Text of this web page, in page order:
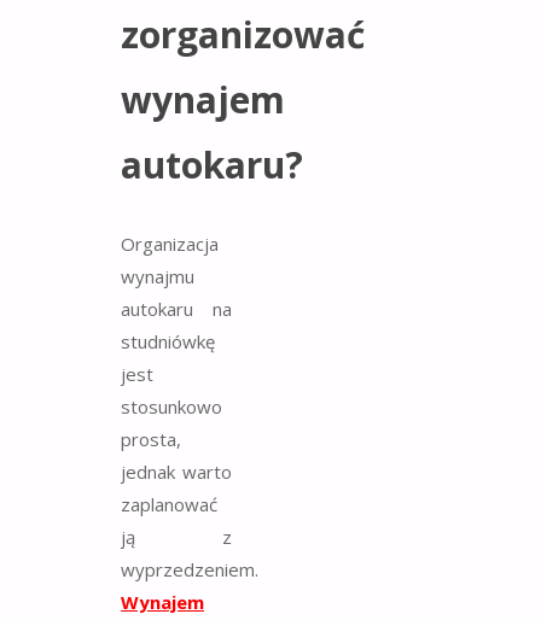
zorganizować
wynajem
autokaru?
Organizacja
wynajmu
autokaru na
studniówkę
jest
stosunkowo
prosta,
jednak warto
zaplanować
ją z
wyprzedzeniem.
Wynajem